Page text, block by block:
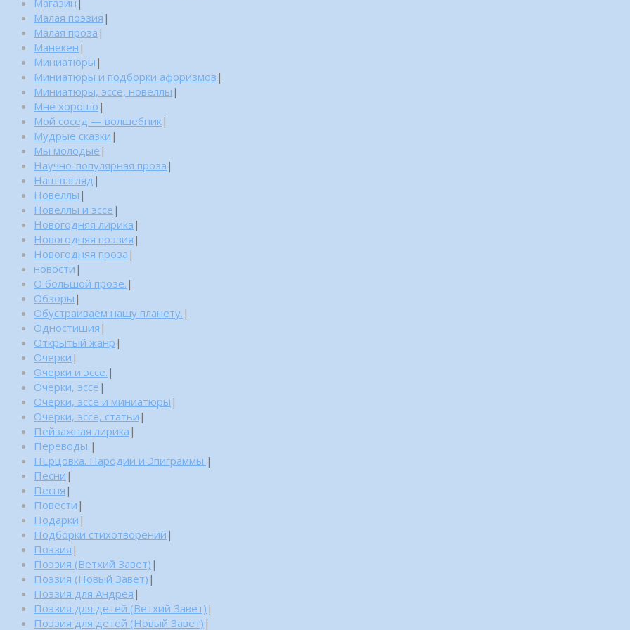
Малая поэзия |
Малая проза |
Манекен |
Миниатюры |
Миниатюры и подборки афоризмов |
Миниатюры, эссе, новеллы |
Мне хорошо |
Мой сосед — волшебник|
Мудрые сказки |
Мы молодые |
Научно-популярная проза |
Наш взгляд |
Новеллы |
Новеллы и эссе |
Новогодняя лирика |
Новогодняя поэзия |
Новогодняя проза |
новости |
О большой прозе. |
Обзоры |
Обустраиваем нашу планету. |
Одностишия |
Открытый жанр |
Очерки |
Очерки и эссе. |
Очерки, эссе |
Очерки, эссе и миниатюры |
Очерки, эссе, статьи |
Пейзажная лирика |
Переводы. |
ПЕрцовка. Пародии и Эпиграммы. |
Песни |
Песня |
Повести |
Подарки |
Подборки стихотворений |
Поэзия |
Поэзия (Ветхий Завет) |
Поэзия (Новый Завет) |
Поэзия для Андрея |
Поэзия для детей (Ветхий Завет) |
Поэзия для детей (Новый Завет) |